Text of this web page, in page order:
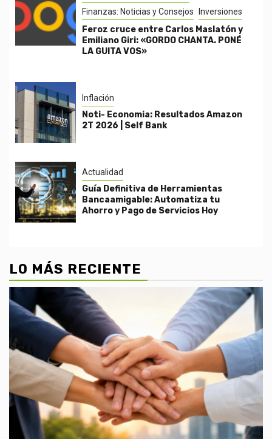
Finanzas: Noticias y Consejos
Inversiones
Feroz cruce entre Carlos Maslatón y
Emiliano Giri: «GORDO CHANTA. PONÉ
LA GUITA VOS»
Inflación
Noti- Economia: Resultados Amazon
2T 2026 | Self Bank
Actualidad
Guía Definitiva de Herramientas
Bancaamigable: Automatiza tu
Ahorro y Pago de Servicios Hoy
LO MÁS RECIENTE